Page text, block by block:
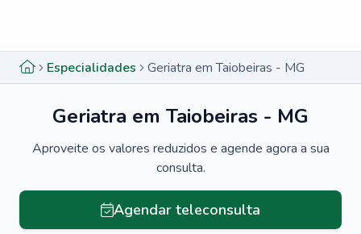
Especialidades Geriatra em Taiobeiras - MG
Geriatra em Taiobeiras - MG
Aproveite os valores reduzidos e agende agora a sua
consulta.
Agendar teleconsulta